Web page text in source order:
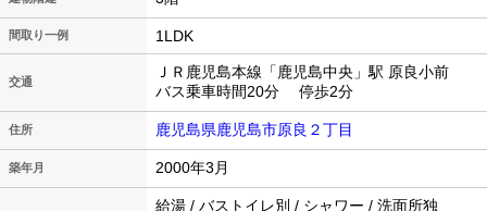
間取り一例 1LDK
交通
ＪＲ鹿児島本線「鹿児島中央」駅 原良小前
バス乗車時間20分 停歩2分
住所 鹿児島県鹿児島市原良２丁目
築年月 2000年3月
給湯 / バストイレ別 / シャワー / 洗面所独